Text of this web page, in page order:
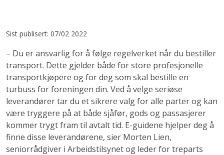
Sist publisert: 07/02 2022
– Du er ansvarlig for å følge regelverket når du bestiller
transport. Dette gjelder både for store profesjonelle
transportkjøpere og for deg som skal bestille en
turbuss for foreningen din. Ved å velge seriøse
leverandører tar du et sikrere valg for alle parter og kan
være tryggere på at både sjåfør, gods og passasjerer
kommer trygt fram til avtalt tid. E-guidene hjelper deg å
finne disse leverandørene, sier Morten Lien,
seniorrådgiver i Arbeidstilsynet og leder for treparts